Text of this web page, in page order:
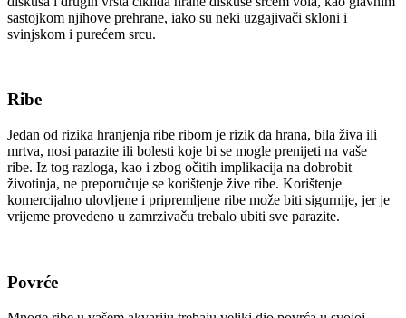
sastojkom njihove prehrane, iako su neki uzgajivači skloni i
svinjskom i purećem srcu.
Ribe
Jedan od rizika hranjenja ribe ribom je rizik da hrana, bila živa ili
mrtva, nosi parazite ili bolesti koje bi se mogle prenijeti na vaše
ribe. Iz tog razloga, kao i zbog očitih implikacija na dobrobit
životinja, ne preporučuje se korištenje žive ribe. Korištenje
komercijalno ulovljene i pripremljene ribe može biti sigurnije, jer je
vrijeme provedeno u zamrzivaču trebalo ubiti sve parazite.
Povrće